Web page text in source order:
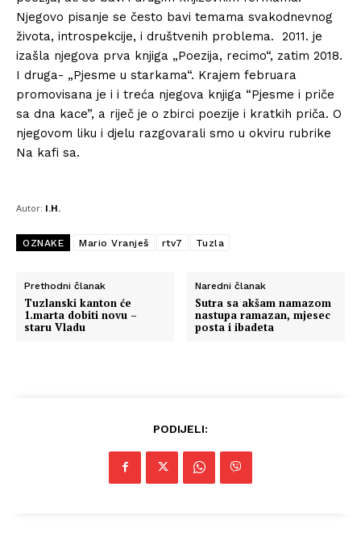
Njegovo pisanje se često bavi temama svakodnevnog
života, introspekcije, i društvenih problema. 2011. je
izašla njegova prva knjiga „Poezija, recimo“, zatim 2018.
I druga- „Pjesme u starkama“. Krajem februara
promovisana je i i treća njegova knjiga “Pjesme i priče
sa dna kace”, a riječ je o zbirci poezije i kratkih priča. O
njegovom liku i djelu razgovarali smo u okviru rubrike
Na kafi sa.
Autor: I.H.
OZNAKE Mario Vranješ rtv7 Tuzla
Prethodni članak
Tuzlanski kanton će
1.marta dobiti novu –
staru Vladu
Naredni članak
Sutra sa akšam namazom
nastupa ramazan, mjesec
posta i ibadeta
PODIJELI: